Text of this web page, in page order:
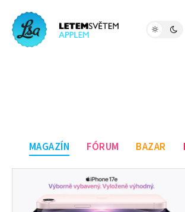
MAGAZÍN FÓRUM BAZAR